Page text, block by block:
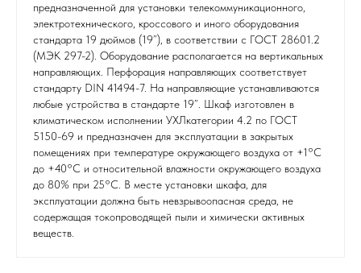
предназначенной для установки телекоммуникационного,
электротехнического, кроссового и иного оборудования
стандарта 19 дюймов (19”), в соответствии с ГОСТ 28601.2
(МЭК 297-2). Оборудование располагается на вертикальных
направляющих. Перфорация направляющих соответствует
стандарту DIN 41494-7. На направляющие устанавливаются
любые устройства в стандарте 19”. Шкаф изготовлен в
климатическом исполнении УХЛкатегории 4.2 по ГОСТ
5150-69 и предназначен для эксплуатации в закрытых
помещениях при температуре окружающего воздуха от +1°С
до +40°С и относительной влажности окружающего воздуха
до 80% при 25°С. В месте установки шкафа, для
эксплуатации должна быть невзрывоопасная среда, не
содержащая токопроводящей пыли и химически активных
веществ.